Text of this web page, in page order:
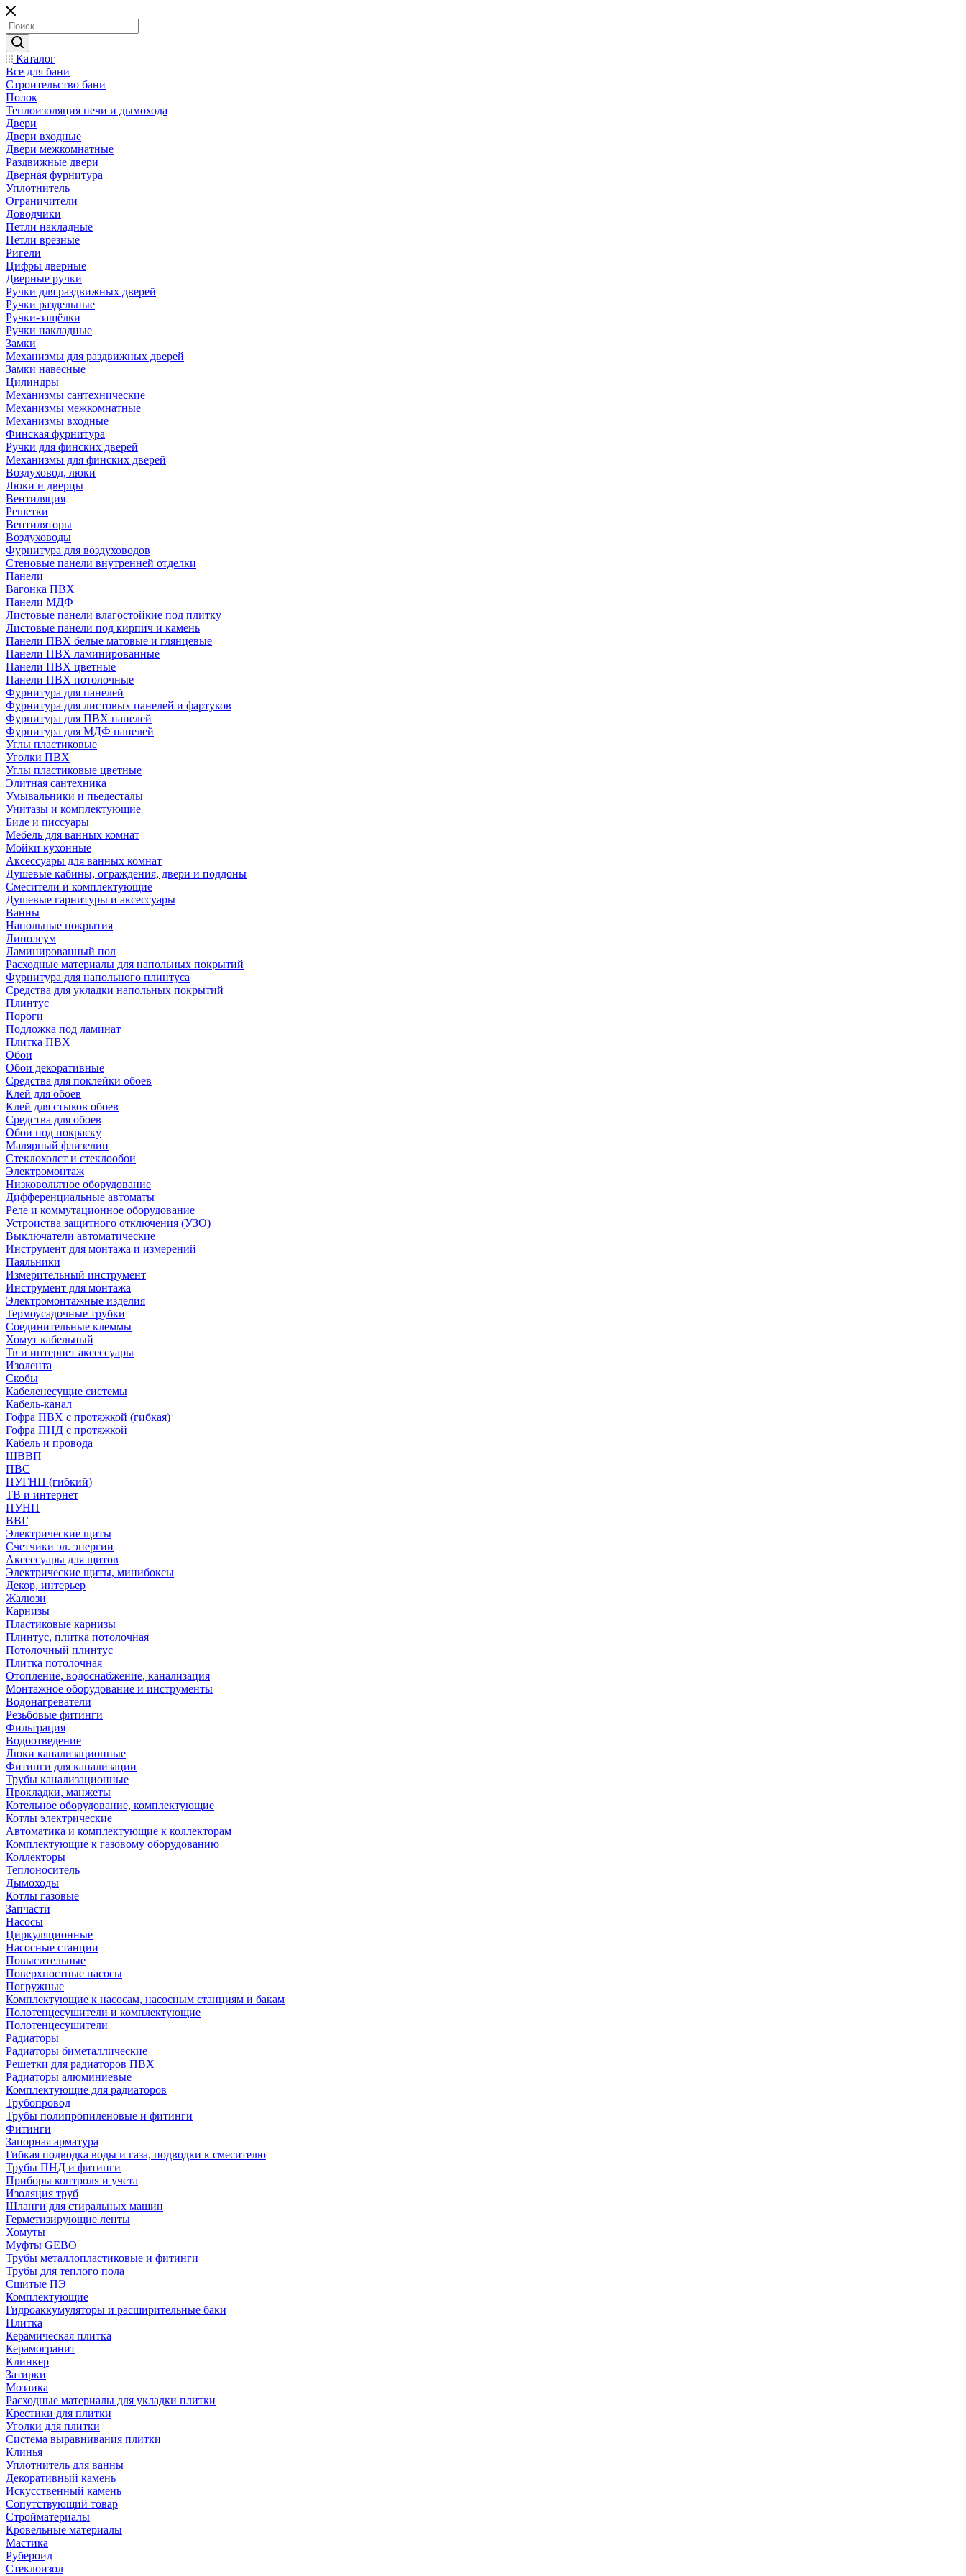
Каталог
Все для бани
Строительство бани
Полок
Теплоизоляция печи и дымохода
Двери
Двери входные
Двери межкомнатные
Раздвижные двери
Дверная фурнитура
Уплотнитель
Ограничители
Доводчики
Петли накладные
Петли врезные
Ригели
Цифры дверные
Дверные ручки
Ручки для раздвижных дверей
Ручки раздельные
Ручки-защёлки
Ручки накладные
Замки
Механизмы для раздвижных дверей
Замки навесные
Цилиндры
Механизмы сантехнические
Механизмы межкомнатные
Механизмы входные
Финская фурнитура
Ручки для финских дверей
Механизмы для финских дверей
Воздуховод, люки
Люки и дверцы
Вентиляция
Решетки
Вентиляторы
Воздуховоды
Фурнитура для воздуховодов
Стеновые панели внутренней отделки
Панели
Вагонка ПВХ
Панели МДФ
Листовые панели влагостойкие под плитку
Листовые панели под кирпич и камень
Панели ПВХ белые матовые и глянцевые
Панели ПВХ ламинированные
Панели ПВХ цветные
Панели ПВХ потолочные
Фурнитура для панелей
Фурнитура для листовых панелей и фартуков
Фурнитура для ПВХ панелей
Фурнитура для МДФ панелей
Углы пластиковые
Уголки ПВХ
Углы пластиковые цветные
Элитная сантехника
Умывальники и пьедесталы
Унитазы и комплектующие
Биде и писсуары
Мебель для ванных комнат
Мойки кухонные
Аксессуары для ванных комнат
Душевые кабины, ограждения, двери и поддоны
Смесители и комплектующие
Душевые гарнитуры и аксессуары
Ванны
Напольные покрытия
Линолеум
Ламинированный пол
Расходные материалы для напольных покрытий
Фурнитура для напольного плинтуса
Средства для укладки напольных покрытий
Плинтус
Пороги
Подложка под ламинат
Плитка ПВХ
Обои
Обои декоративные
Средства для поклейки обоев
Клей для обоев
Клей для стыков обоев
Средства для обоев
Обои под покраску
Малярный флизелин
Стеклохолст и стеклообои
Электромонтаж
Низковольтное оборудование
Дифференциальные автоматы
Реле и коммутационное оборудование
Устроиства защитного отключения (УЗО)
Выключатели автоматические
Инструмент для монтажа и измерений
Паяльники
Измерительный инструмент
Инструмент для монтажа
Электромонтажные изделия
Термоусадочные трубки
Соединительные клеммы
Хомут кабельный
Тв и интернет аксессуары
Изолента
Скобы
Кабеленесущие системы
Кабель-канал
Гофра ПВХ с протяжкой (гибкая)
Гофра ПНД с протяжкой
Кабель и провода
ШВВП
ПВС
ПУГНП (гибкий)
ТВ и интернет
ПУНП
ВВГ
Электрические щиты
Счетчики эл. энергии
Аксессуары для щитов
Электрические щиты, минибоксы
Декор, интерьер
Жалюзи
Карнизы
Пластиковые карнизы
Плинтус, плитка потолочная
Потолочный плинтус
Плитка потолочная
Отопление, водоснабжение, канализация
Монтажное оборудование и инструменты
Водонагреватели
Резьбовые фитинги
Фильтрация
Водоотведение
Люки канализационные
Фитинги для канализации
Трубы канализационные
Прокладки, манжеты
Котельное оборудование, комплектующие
Котлы электрические
Автоматика и комплектующие к коллекторам
Комплектующие к газовому оборудованию
Коллекторы
Теплоноситель
Дымоходы
Котлы газовые
Запчасти
Насосы
Циркуляционные
Насосные станции
Повысительные
Поверхностные насосы
Погружные
Комплектующие к насосам, насосным станциям и бакам
Полотенцесушители и комплектующие
Полотенцесушители
Радиаторы
Радиаторы биметаллические
Решетки для радиаторов ПВХ
Радиаторы алюминиевые
Комплектующие для радиаторов
Трубопровод
Трубы полипропиленовые и фитинги
Фитинги
Запорная арматура
Гибкая подводка воды и газа, подводки к смесителю
Трубы ПНД и фитинги
Приборы контроля и учета
Изоляция труб
Шланги для стиральных машин
Герметизирующие ленты
Хомуты
Муфты GEBO
Трубы металлопластиковые и фитинги
Трубы для теплого пола
Сшитые ПЭ
Комплектующие
Гидроаккумуляторы и расширительные баки
Плитка
Керамическая плитка
Керамогранит
Клинкер
Затирки
Мозаика
Расходные материалы для укладки плитки
Крестики для плитки
Уголки для плитки
Система выравнивания плитки
Клинья
Уплотнитель для ванны
Декоративный камень
Искусственный камень
Сопутствующий товар
Стройматериалы
Кровельные материалы
Мастика
Рубероид
Стеклоизол